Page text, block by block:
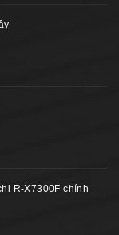
R-X7300F chính